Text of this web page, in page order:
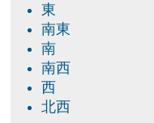
東
南東
南
南西
西
北西